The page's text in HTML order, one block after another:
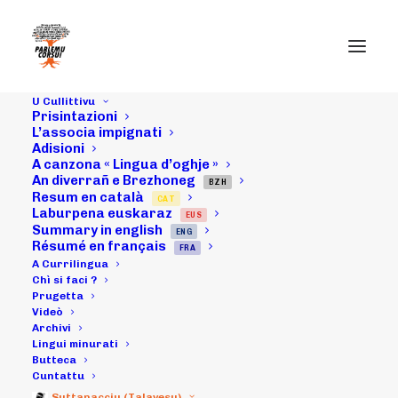
U Cullittivu
Prisintazioni
L’associa impignati
Adisioni
A canzona « Lingua d’oghje »
An diverrañ e Brezhoneg
BZH
Resum en català CAT
Laburpena euskaraz EUS
Summary in english ENG
Résumé en français FRA
A Currilingua
Chì si faci ?
Prugetta
Videò
Archivi
Lingui minurati
Butteca
Cuntattu
08/06/16 :
Cunfarenza di
stampa "A
Francia à a risa
d'u mondu", in
Aiacciu, davanti à
a Prifittura